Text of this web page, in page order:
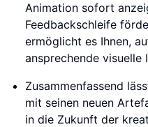
Animation sofort
Feedbackschleife
ermöglicht es Ihnen,
ansprechende visuelle
Zusammenfassend
mit seinen neuen
in die Zukunft der